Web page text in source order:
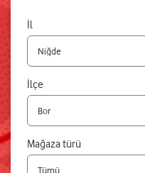
İl
İlçe
Mağaza türü